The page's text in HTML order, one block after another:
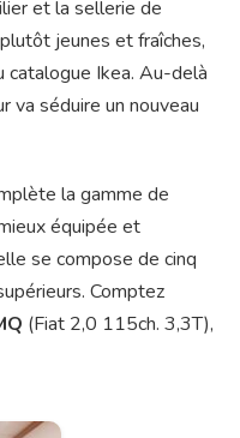
et la sellerie de
jeunes et fraîches,
Ikea. Au-delà
va séduire un nouveau
la gamme de
équipée et
se compose de cinq
Comptez
(Fiat 2,0 115ch. 3,3T),